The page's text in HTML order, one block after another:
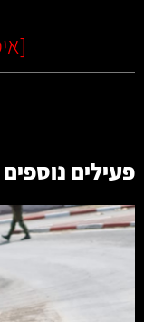
[
פעילים